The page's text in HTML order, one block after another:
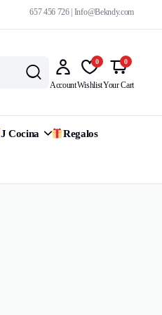
657 456 726 | Info@Bekndy.com
Account
0
Wishlist
0
Your Cart
J Cocina Regalos